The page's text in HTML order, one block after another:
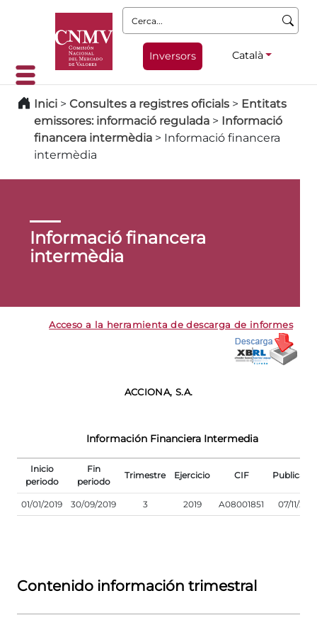
Cerca:
Inversors Català
Inici > Consultes a registres oficials > Entitats
emissores: informació regulada > Informació
financera intermèdia > Informació financera
intermèdia
Informació financera
intermèdia
Acceso a la herramienta de descarga de informes
ACCIONA, S.A.
Información Financiera Intermedia
Inicio
periodo
Fin
periodo
Trimestre Ejercicio CIF
01/01/2019 30/09/2019 3 2019 A08001851 07/11/2019
Contenido información trimestral